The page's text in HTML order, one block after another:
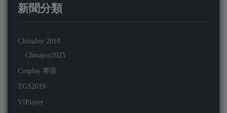
新聞分類
ChinaJoy 2018
Chinajoy2025
Cosplay 專區
TGS2019
VIPlayer